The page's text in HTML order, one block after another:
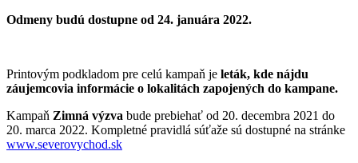
Odmeny budú dostupne od 24. januára 2022.
Printovým podkladom pre celú kampaň je leták, kde nájdu
záujemcovia informácie o lokalitách zapojených do kampane.
Kampaň Zimná výzva bude prebiehať od 20. decembra 2021 do
20. marca 2022. Kompletné pravidlá súťaže sú dostupné na stránke
www.severovychod.sk